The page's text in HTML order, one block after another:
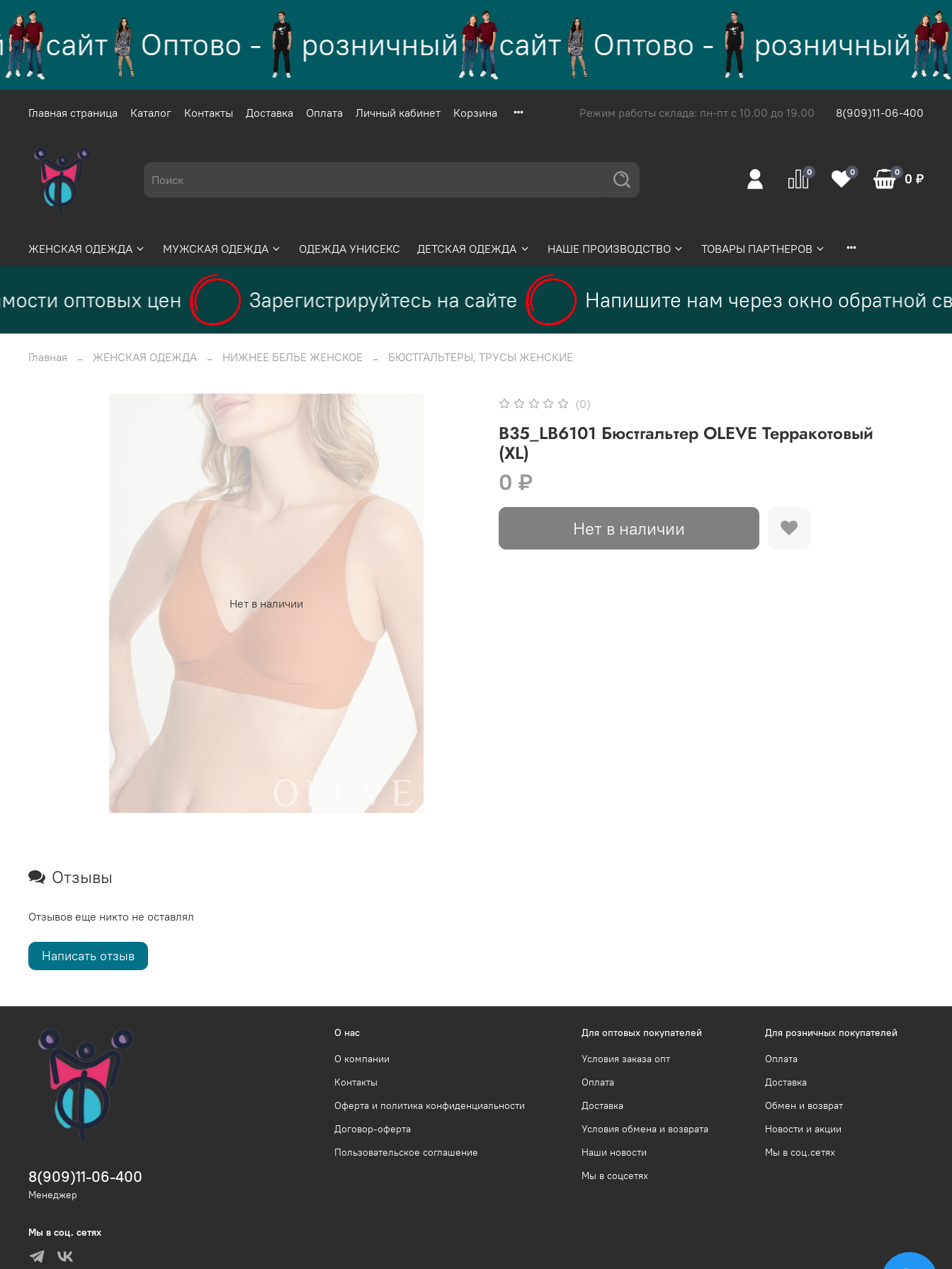
сайт Оптово - розничный сайт Оптово - розничный
Главная страница Каталог Контакты Доставка Оплата Личный кабинет Корзина Режим работы склада: пн-пт с 10.00 до 19.00 8(909)11-06-400
0 0 0 0 ₽
ЖЕНСКАЯ ОДЕЖДА МУЖСКАЯ ОДЕЖДА ОДЕЖДА УНИСЕКС ДЕТСКАЯ ОДЕЖДА НАШЕ ПРОИЗВОДСТВО ТОВАРЫ ПАРТНЕРОВ
оптовых цен Зарегистрируйтесь на сайте Напишите нам через окно обратной
Главная ЖЕНСКАЯ ОДЕЖДА НИЖНЕЕ БЕЛЬЕ ЖЕНСКОЕ БЮСТГАЛЬТЕРЫ, ТРУСЫ ЖЕНСКИЕ
Нет в наличии
(0)
B35_LB6101 Бюстгальтер OLEVE Терракотовый
(XL)
0 ₽
Нет в наличии
Отзывы
Отзывов еще никто не оставлял
Написать отзыв
О нас
О компании
Контакты
Оферта и политика конфиденциальности
Договор-оферта
Пользовательское соглашение
Для оптовых покупателей
Условия заказа опт
Оплата
Доставка
Условия обмена и возврата
Наши новости
Мы в соцсетях
Для розничных покупателей
Оплата
Доставка
Обмен и возврат
Новости и акции
Мы в соц.сетях
8(909)11-06-400
Менеджер
Мы в соц. сетях